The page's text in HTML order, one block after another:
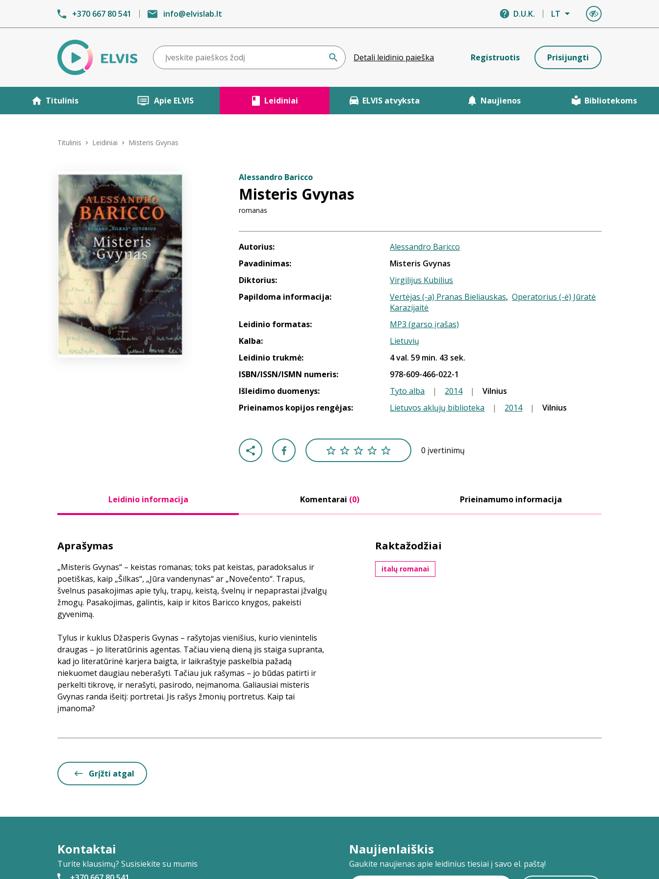
+370 667 80 541 info@elvislab.lt D.U.K. LT
Detali leidinio paieška Registruotis Prisijungti
Titulinis Apie ELVIS Leidiniai ELVIS atvyksta Naujienos Bibliotekoms
Titulinis Leidiniai Misteris Gvynas
Alessandro Baricco
Misteris Gvynas
romanas
Autorius:
Alessandro Baricco
Pavadinimas:
Misteris Gvynas
Diktorius:
Virgilijus Kubilius
Papildoma informacija:
Vertėjas (-a) Pranas Bieliauskas,Operatorius (-ė) Jūratė
Karazijaitė
Leidinio formatas:
MP3 (garso įrašas)
Kalba:
Lietuvių
Leidinio trukmė:
4 val. 59 min. 43 sek.
ISBN/ISSN/ISMN numeris:
978-609-466-022-1
Išleidimo duomenys:
Tyto alba | 2014 |
Vilnius
Prieinamos kopijos rengėjas:
Lietuvos aklųjų biblioteka | 2014 | Vilnius
0 įvertinimų
Leidinio informacija Komentarai (0) Prieinamumo informacija
Aprašymas
„Misteris Gvynas“ – keistas romanas; toks pat keistas, paradoksalus ir
poetiškas, kaip „Šilkas“, „Jūra vandenynas“ ar „Novečento“. Trapus,
švelnus pasakojimas apie tylų, trapų, keistą, švelnų ir nepaprastai įžvalgų
žmogų. Pasakojimas, galintis, kaip ir kitos Baricco knygos, pakeisti
gyvenimą.
Tylus ir kuklus Džasperis Gvynas – rašytojas vienišius, kurio vienintelis
draugas – jo literatūrinis agentas. Tačiau vieną dieną jis staiga supranta,
kad jo literatūrinė karjera baigta, ir laikraštyje paskelbia pažadą
niekuomet daugiau neberašyti. Tačiau juk rašymas – jo būdas patirti ir
perkelti tikrovę, ir nerašyti, pasirodo, neįmanoma. Galiausiai misteris
Gvynas randa išeitį: portretai. Jis rašys žmonių portretus. Kaip tai
įmanoma?
Raktažodžiai
italų romanai
Grįžti atgal
Kontaktai
Turite klausimų? Susisiekite su mumis
Naujienlaiškis
Gaukite naujienas apie leidinius tiesiai į savo el. paštą!